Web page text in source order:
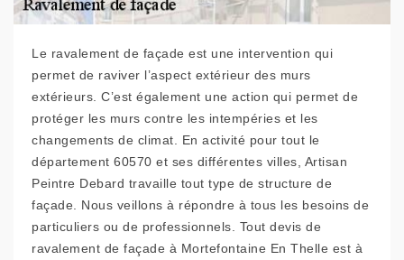
Le ravalement de façade est une intervention qui
permet de raviver l’aspect extérieur des murs
extérieurs. C’est également une action qui permet de
protéger les murs contre les intempéries et les
changements de climat. En activité pour tout le
département 60570 et ses différentes villes, Artisan
Peintre Debard travaille tout type de structure de
façade. Nous veillons à répondre à tous les besoins de
particuliers ou de professionnels. Tout devis de
ravalement de façade à Mortefontaine En Thelle est à